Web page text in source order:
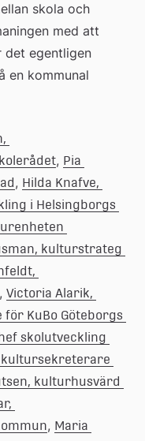
skola och
med att
det egentligen
en kommunal
, Pia
, Hilda Knafve,
i Helsingborgs
kulturstrateg
, Victoria Alarik,
KuBo Göteborgs
skolutveckling
kultursekreterare
kulturhusvärd
, Maria